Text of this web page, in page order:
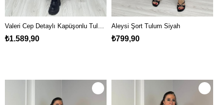
Valeri Cep Detaylı Kapüşonlu Tulum Bej
₺1.589,90
Aleysi Şort Tulum Siyah
₺799,90